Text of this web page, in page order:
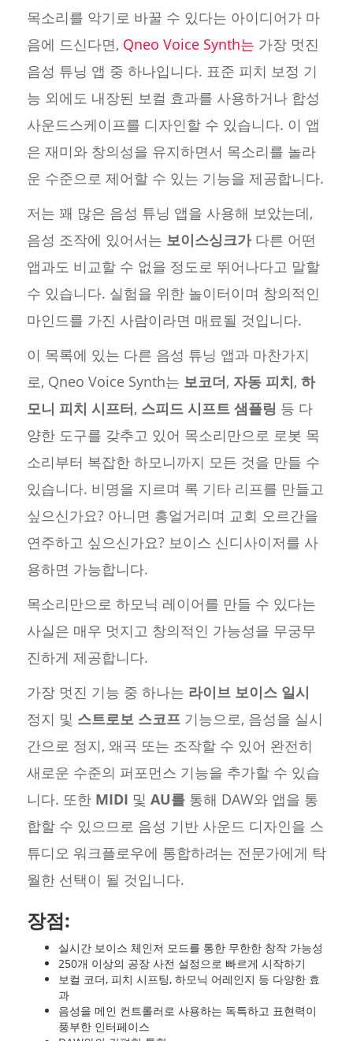
목소리를 악기로 바꿀 수 있다는 아이디어가 마
음에 드신다면, Qneo Voice Synth는 가장 멋진
음성 튜닝 앱 중 하나입니다. 표준 피치 보정 기
능 외에도 내장된 보컬 효과를 사용하거나 합성
사운드스케이프를 디자인할 수 있습니다. 이 앱
은 재미와 창의성을 유지하면서 목소리를 놀라
운 수준으로 제어할 수 있는 기능을 제공합니다.
저는 꽤 많은 음성 튜닝 앱을 사용해 보았는데,
음성 조작에 있어서는 보이스싱크가다른 어떤
앱과도 비교할 수 없을 정도로 뛰어나다고 말할
수 있습니다. 실험을 위한 놀이터이며 창의적인
마인드를 가진 사람이라면 매료될 것입니다.
이 목록에 있는 다른 음성 튜닝 앱과 마찬가지
로, Qneo Voice Synth는 보코더, 자동 피치, 하
모니 피치 시프터, 스피드 시프트 샘플링 등 다
양한 도구를 갖추고 있어 목소리만으로 로봇 목
소리부터 복잡한 하모니까지 모든 것을 만들 수
있습니다. 비명을 지르며 록 기타 리프를 만들고
싶으신가요? 아니면 흥얼거리며 교회 오르간을
연주하고 싶으신가요? 보이스 신디사이저를 사
용하면 가능합니다.
목소리만으로 하모닉 레이어를 만들 수 있다는
사실은 매우 멋지고 창의적인 가능성을 무궁무
진하게 제공합니다.
가장 멋진 기능 중 하나는 라이브 보이스 일시
정지 및 스트로보 스코프기능으로, 음성을 실시
간으로 정지, 왜곡 또는 조작할 수 있어 완전히
새로운 수준의 퍼포먼스 기능을 추가할 수 있습
니다. 또한 MIDI 및 AU를통해 DAW와 앱을 통
합할 수 있으므로 음성 기반 사운드 디자인을 스
튜디오 워크플로우에 통합하려는 전문가에게 탁
월한 선택이 될 것입니다.
장점:
실시간 보이스 체인저 모드를 통한 무한한 창작 가능성
250개 이상의 공장 사전 설정으로 빠르게 시작하기
보컬 코더, 피치 시프팅, 하모닉 어레인지 등 다양한 효
과
음성을 메인 컨트롤러로 사용하는 독특하고 표현력이
풍부한 인터페이스